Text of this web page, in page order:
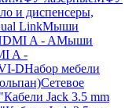
и диспенсеры,
LinkМыши
A - AМыши
A -
DНабор мебели
Сетевое
Кабели Jack 3.5 mm